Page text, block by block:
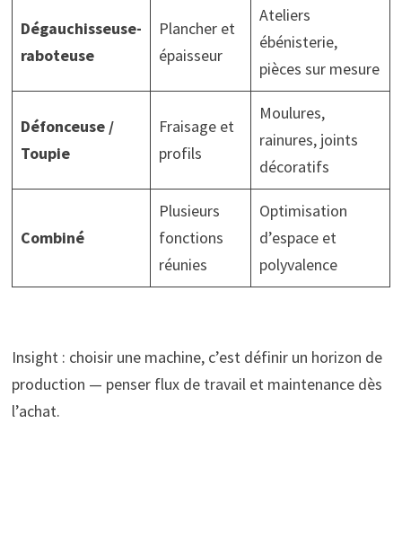
Dégauchisseuse-
raboteuse
Plancher et
épaisseur
Ateliers
ébénisterie,
pièces sur mesure
Défonceuse /
Toupie
Fraisage et
profils
Moulures,
rainures, joints
décoratifs
Combiné
Plusieurs
fonctions
réunies
Optimisation
d’espace et
polyvalence
Insight : choisir une machine, c’est définir un horizon de
production — penser flux de travail et maintenance dès
l’achat.